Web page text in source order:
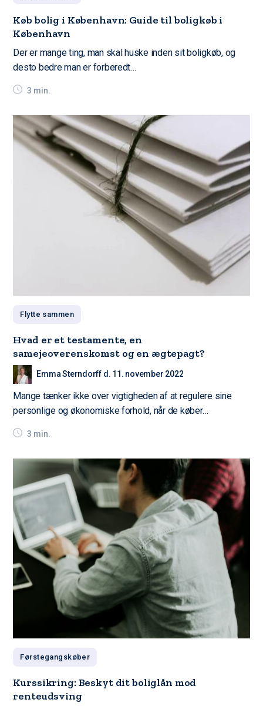
Køb bolig i København: Guide til boligkøb i
København
Der er mange ting, man skal huske inden sit boligkøb, og
desto bedre man er forberedt…
3 min.
Flytte sammen
Hvad er et testamente, en
samejeoverenskomst og en ægtepagt?
Emma Sterndorff d. 11. november 2022
Mange tænker ikke over vigtigheden af at regulere sine
personlige og økonomiske forhold, når de køber…
3 min.
Førstegangskøber
Kurssikring: Beskyt dit boliglån mod
renteudsving